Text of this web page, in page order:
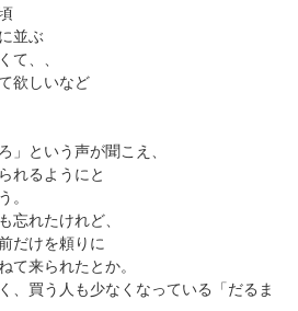
並ぶ
て、、
欲しいなど
」という声が聞こえ、
れるようにと
。
忘れたけれど、
だけを頼りに
て来られたとか。
、買う人も少なくなっている「だるま